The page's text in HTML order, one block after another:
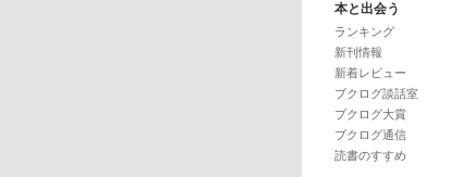
本と出会う
ランキング
新刊情報
新着レビュー
ブクログ談話室
ブクログ大賞
ブクログ通信
読書のすすめ